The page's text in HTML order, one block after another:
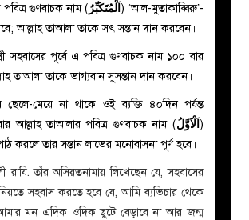
গুণবাচক নাম (اَلْمُتَكَبِّرُ ) ‘আল-মুতাকাব্বিরু’-
আল্লাহ তাআলা তাকে সৎ সন্তান দান করবেন।
সহবাসের পূর্বে এ পবিত্র গুণবাচক নাম ১০০ বার
তাআলা তাকে ভাগ্যবান সুসন্তান দান করবেন।
ছেলে-মেয়ে না থাকে ওই ব্যক্তি ৪০দিন পর্যন্ত
আল্লাহ তাআলার পবিত্র গুণবাচক নাম (اَلْاَوَّلُ )
করলে তার সন্তান লাভের মনোবাসনা পূর্ণ হবে।
তাঁর অসিয়তনামায় লিখেছেন যে, সহবাসের
সহবাস করতে হবে যে, আমি ব্যভিচার থেকে
মন এদিক ওদিক ছুটে বেড়াবে না আর জন্ম